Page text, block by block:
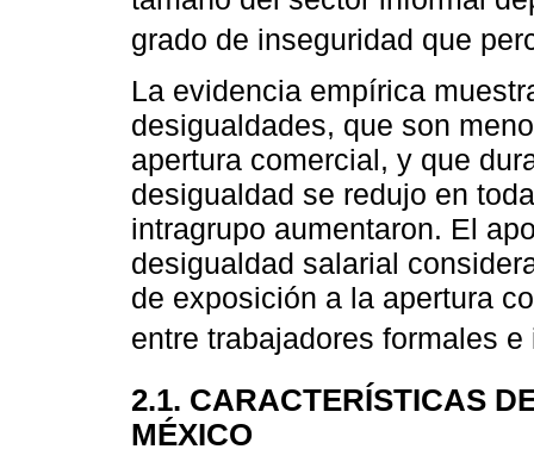
grado de inseguridad que
La evidencia empírica
desigualdades, que son
apertura comercial, y que
desigualdad se redujo en
intragrupo aumentaron. El
desigualdad salarial
de exposición a la apertura
entre trabajadores formales e
2.1. CARACTERÍSTICAS
MÉXICO